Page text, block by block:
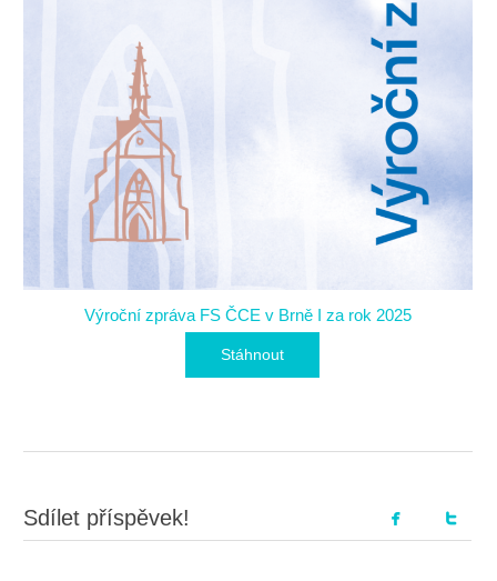
Výroční zpráva FS ČCE v Brně I za rok 2025
Stáhnout
Sdílet příspěvek!